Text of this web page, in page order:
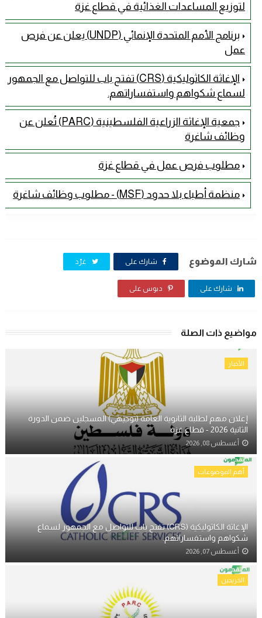
لتوزيع المساعدات الغذائية في قطاع غزة
برنامج الأمم المتحدة الإنمائي (UNDP) يعلن عن فرص
عمل
الإغاثة الكاثوليكية (CRS) تفتح باب للتواصل مع الجمهور
لسماع شكواهم واستفساراتهم.
جمعية الإغاثة الزراعية الفلسطينية (PARC) تُعلن عن
وظائف شاغرة
مطلوب فرص عمل في قطاع غزة
منظمة أطباء بلا حدود (MSF) - مطلوب وظائف شاغرة
شارك الموضوع شارك على غرّد
شارك على دبوس على
مواضيع ذات الصلة
الأخبار
إعلان مهم لطلبة الثانوية العامة (توجيهي) المسجلين ضمن الدورة
الثانية 2026 - قطاع غزة
أغسطس 08, 2026
أهم الموضوعات
الإغاثة الكاثوليكية (CRS) تفتح باب للتواصل مع الجمهور لسماع
شكواهم واستفساراتهم.
أغسطس 07, 2026
الخريجين